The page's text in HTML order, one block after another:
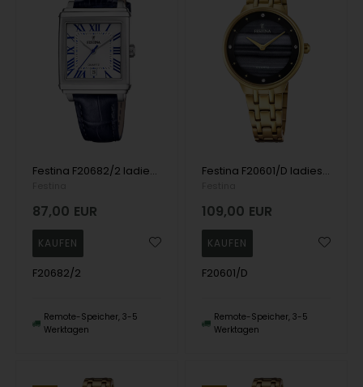
Festina F20682/2 ladies watch 32mm 5ATM
87,00 EUR
F20682/2
Remote-Speicher, 3-5
Werktagen
Festina F20601/D ladies watch Mademoiselle 30mm 5ATM
109,00 EUR
F20601/D
Remote-Speicher, 3-5
Werktagen